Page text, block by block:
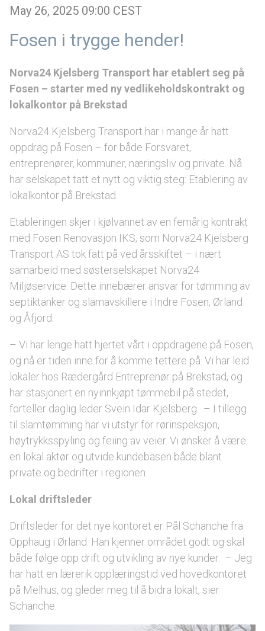
May 26, 2025 09:00 CEST
Fosen i trygge hender!
Norva24 Kjelsberg Transport har etablert seg på
Fosen – starter med ny vedlikeholdskontrakt og
lokalkontor på Brekstad
Norva24 Kjelsberg Transport har i mange år hatt
oppdrag på Fosen – for både Forsvaret,
entreprenører, kommuner, næringsliv og private. Nå
har selskapet tatt et nytt og viktig steg: Etablering av
lokalkontor på Brekstad.
Etableringen skjer i kjølvannet av en femårig kontrakt
med Fosen Renovasjon IKS, som Norva24 Kjelsberg
Transport AS tok fatt på ved årsskiftet – i nært
samarbeid med søsterselskapet Norva24
Miljøservice. Dette innebærer ansvar for tømming av
septiktanker og slamavskillere i Indre Fosen, Ørland
og Åfjord.
– Vi har lenge hatt hjertet vårt i oppdragene på Fosen,
og nå er tiden inne for å komme tettere på. Vi har leid
lokaler hos Rædergård Entreprenør på Brekstad, og
har stasjonert en nyinnkjøpt tømmebil på stedet,
forteller daglig leder Svein Idar Kjelsberg. – I tillegg
til slamtømming har vi utstyr for rørinspeksjon,
høytrykksspyling og feiing av veier. Vi ønsker å være
en lokal aktør og utvide kundebasen både blant
private og bedrifter i regionen.
Lokal driftsleder
Driftsleder for det nye kontoret er Pål Schanche fra
Opphaug i Ørland. Han kjenner området godt og skal
både følge opp drift og utvikling av nye kunder. – Jeg
har hatt en lærerik opplæringstid ved hovedkontoret
på Melhus, og gleder meg til å bidra lokalt, sier
Schanche.